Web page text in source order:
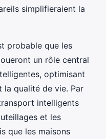
simplifieraient la
probable que les
un rôle central
optimisant
la qualité de vie. Par
intelligents
et les
que les maisons